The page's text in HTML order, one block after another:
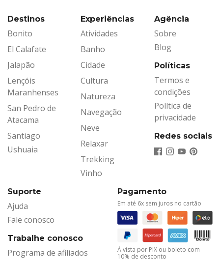
Destinos
Bonito
El Calafate
Jalapão
Lençóis
Maranhenses
San Pedro de
Atacama
Santiago
Ushuaia
Experiências
Atividades
Banho
Cidade
Cultura
Natureza
Navegação
Neve
Relaxar
Trekking
Vinho
Agência
Sobre
Blog
Políticas
Termos e
condições
Política de
privacidade
Redes sociais
Suporte
Ajuda
Fale conosco
Trabalhe conosco
Programa de afiliados
Pagamento
Em até 6x sem juros no cartão
À vista por PIX ou boleto com
10% de desconto